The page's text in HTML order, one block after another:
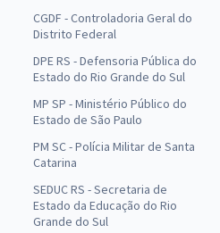
CGDF - Controladoria Geral do
Distrito Federal
DPE RS - Defensoria Pública do
Estado do Rio Grande do Sul
MP SP - Ministério Público do
Estado de São Paulo
PM SC - Polícia Militar de Santa
Catarina
SEDUC RS - Secretaria de
Estado da Educação do Rio
Grande do Sul